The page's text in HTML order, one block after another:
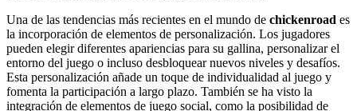
Una de las tendencias más recientes en el mundo de chickenroad es
la incorporación de elementos de personalización. Los jugadores
pueden elegir diferentes apariencias para su gallina, personalizar el
entorno del juego o incluso desbloquear nuevos niveles y desafíos.
Esta personalización añade un toque de individualidad al juego y
fomenta la participación a largo plazo. También se ha visto la
integración de elementos de juego social, como la posibilidad de